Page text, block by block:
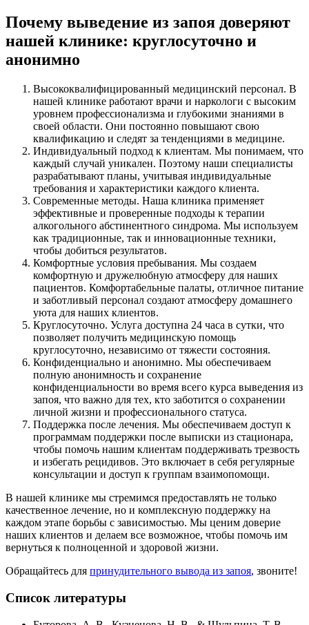
Почему выведение из запоя доверяют
нашей клинике: круглосуточно и
анонимно
Высококвалифицированный медицинский персонал. В
нашей клинике работают врачи и наркологи с высоким
уровнем профессионализма и глубокими знаниями в
своей области. Они постоянно повышают свою
квалификацию и следят за тенденциями в медицине.
Индивидуальный подход к клиентам. Мы понимаем, что
каждый случай уникален. Поэтому наши специалисты
разрабатывают планы, учитывая индивидуальные
требования и характеристики каждого клиента.
Современные методы. Наша клиника применяет
эффективные и проверенные подходы к терапии
алкогольного абстинентного синдрома. Мы используем
как традиционные, так и инновационные техники,
чтобы добиться результатов.
Комфортные условия пребывания. Мы создаем
комфортную и дружелюбную атмосферу для наших
пациентов. Комфортабельные палаты, отличное питание
и заботливый персонал создают атмосферу домашнего
уюта для наших клиентов.
Круглосуточно. Услуга доступна 24 часа в сутки, что
позволяет получить медицинскую помощь
круглосуточно, независимо от тяжести состояния.
Конфиденциально и анонимно. Мы обеспечиваем
полную анонимность и сохранение
конфиденциальности во время всего курса выведения из
запоя, что важно для тех, кто заботится о сохранении
личной жизни и профессионального статуса.
Поддержка после лечения. Мы обеспечиваем доступ к
программам поддержки после выписки из стационара,
чтобы помочь нашим клиентам поддерживать трезвость
и избегать рецидивов. Это включает в себя регулярные
консультации и доступ к группам взаимопомощи.
В нашей клинике мы стремимся предоставлять не только
качественное лечение, но и комплексную поддержку на
каждом этапе борьбы с зависимостью. Мы ценим доверие
наших клиентов и делаем все возможное, чтобы помочь им
вернуться к полноценной и здоровой жизни.
Обращайтесь для принудительного вывода из запоя, звоните!
Список литературы